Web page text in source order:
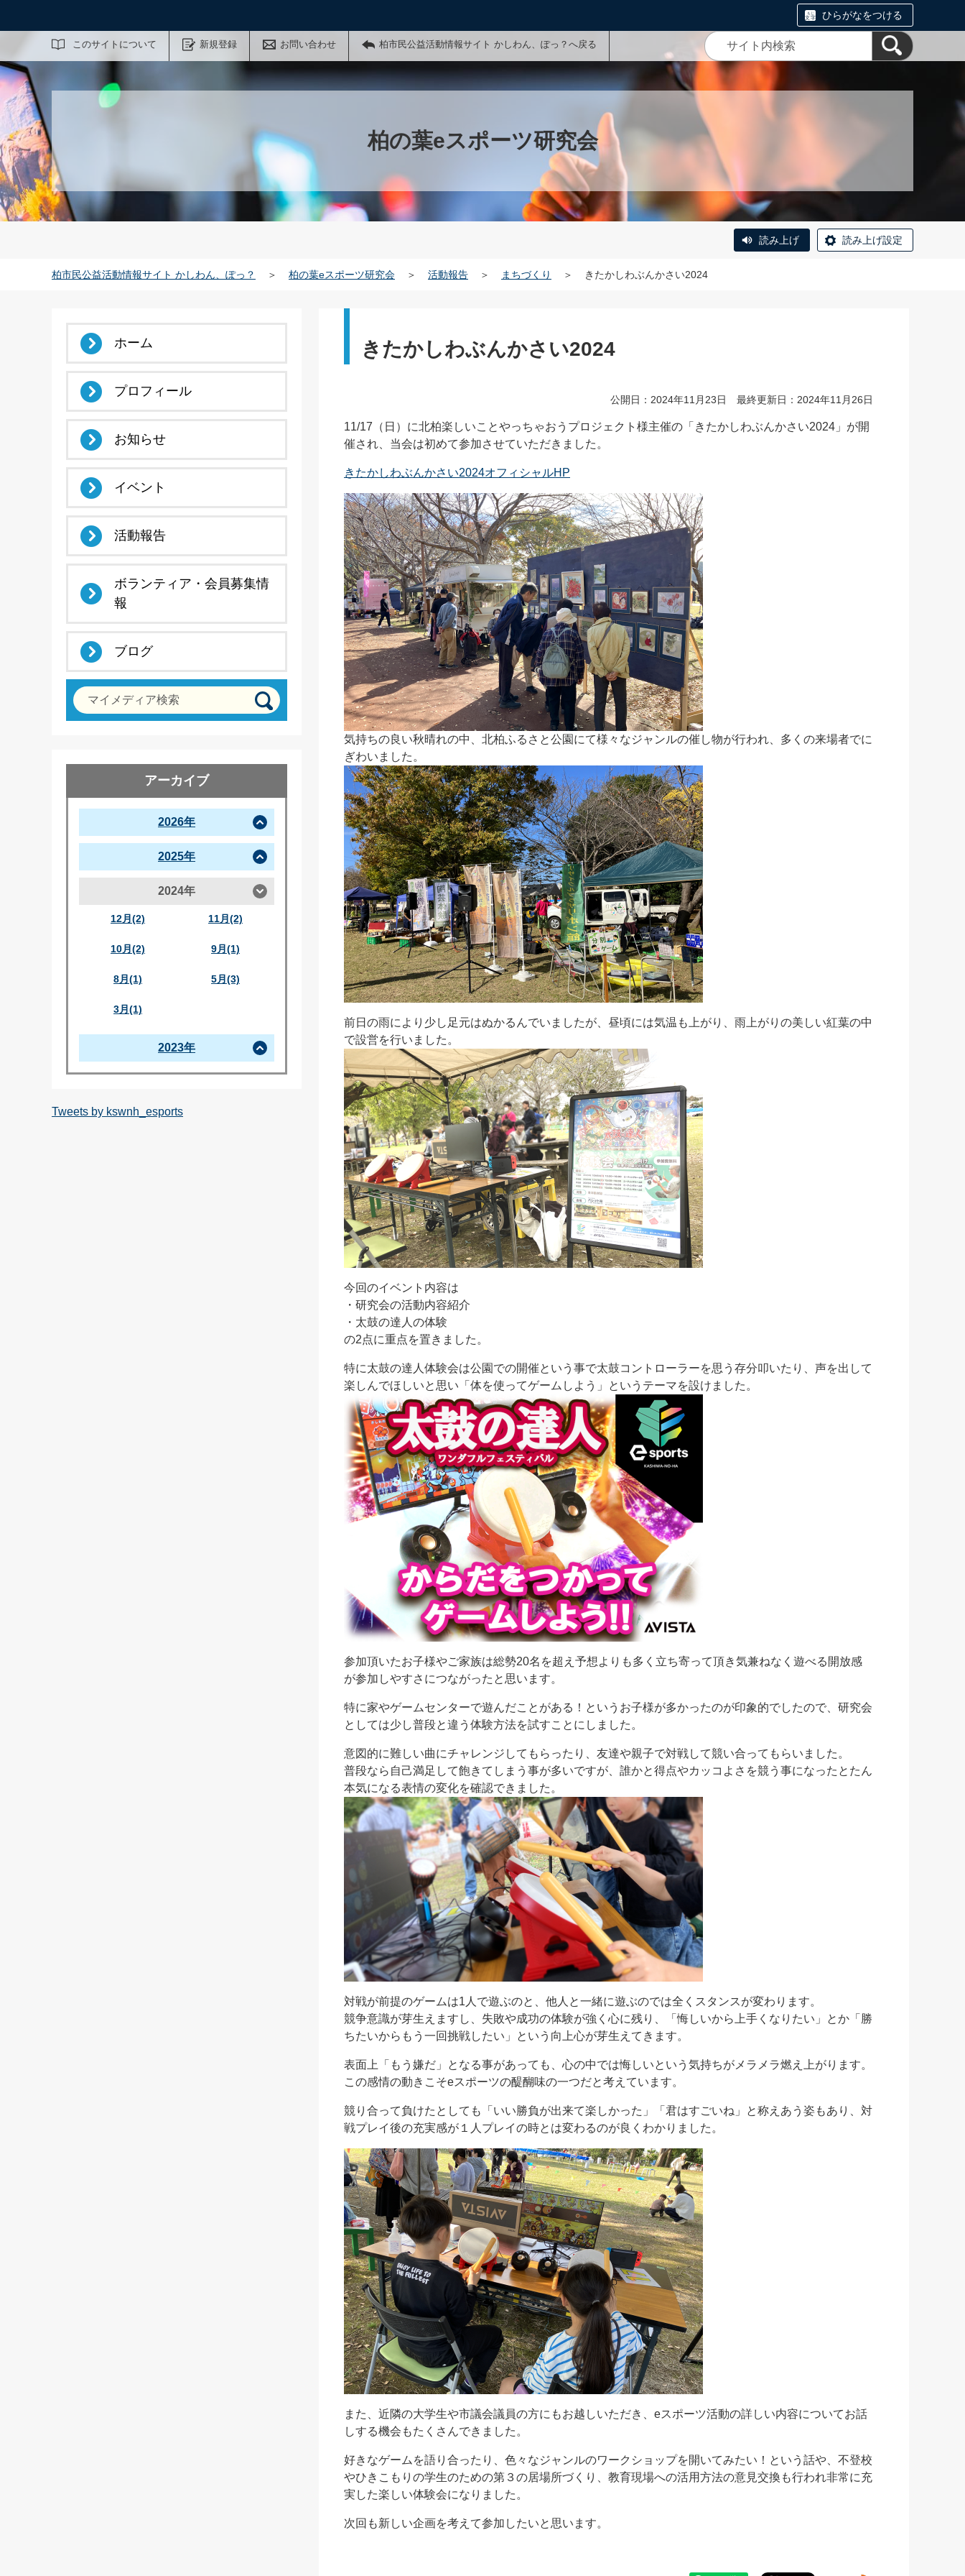
ひらがなをつける
このサイトについて 新規登録 お問い合わせ 柏市民公益活動情報サイト かしわん、ぽっ？へ戻る
サイト内検索
柏の葉eスポーツ研究会
読み上げ 読み上げ設定
柏市民公益活動情報サイト かしわん、ぽっ？ ＞ 柏の葉eスポーツ研究会 ＞ 活動報告 ＞ まちづくり ＞ きたかしわぶんかさい2024
きたかしわぶんかさい2024
公開日：2024年11月23日 最終更新日：2024年11月26日
11/17（日）に北柏楽しいことやっちゃおうプロジェクト様主催の「きたかしわぶんかさい2024」が開
催され、当会は初めて参加させていただきました。
きたかしわぶんかさい2024オフィシャルHP
気持ちの良い秋晴れの中、北柏ふるさと公園にて様々なジャンルの催し物が行われ、多くの来場者でに
ぎわいました。
前日の雨により少し足元はぬかるんでいましたが、昼頃には気温も上がり、雨上がりの美しい紅葉の中
で設営を行いました。
今回のイベント内容は
・研究会の活動内容紹介
・太鼓の達人の体験
の2点に重点を置きました。
特に太鼓の達人体験会は公園での開催という事で太鼓コントローラーを思う存分叩いたり、声を出して
楽しんでほしいと思い「体を使ってゲームしよう」というテーマを設けました。
参加頂いたお子様やご家族は総勢20名を超え予想よりも多く立ち寄って頂き気兼ねなく遊べる開放感
が参加しやすさにつながったと思います。
特に家やゲームセンターで遊んだことがある！というお子様が多かったのが印象的でしたので、研究会
としては少し普段と違う体験方法を試すことにしました。
意図的に難しい曲にチャレンジしてもらったり、友達や親子で対戦して競い合ってもらいました。
普段なら自己満足して飽きてしまう事が多いですが、誰かと得点やカッコよさを競う事になったとたん
本気になる表情の変化を確認できました。
対戦が前提のゲームは1人で遊ぶのと、他人と一緒に遊ぶのでは全くスタンスが変わります。
競争意識が芽生えますし、失敗や成功の体験が強く心に残り、「悔しいから上手くなりたい」とか「勝
ちたいからもう一回挑戦したい」という向上心が芽生えてきます。
表面上「もう嫌だ」となる事があっても、心の中では悔しいという気持ちがメラメラ燃え上がります。
この感情の動きこそeスポーツの醍醐味の一つだと考えています。
競り合って負けたとしても「いい勝負が出来て楽しかった」「君はすごいね」と称えあう姿もあり、対
戦プレイ後の充実感が１人プレイの時とは変わるのが良くわかりました。
また、近隣の大学生や市議会議員の方にもお越しいただき、eスポーツ活動の詳しい内容についてお話
しする機会もたくさんできました。
好きなゲームを語り合ったり、色々なジャンルのワークショップを開いてみたい！という話や、不登校
やひきこもりの学生のための第３の居場所づくり、教育現場への活用方法の意見交換も行われ非常に充
実した楽しい体験会になりました。
次回も新しい企画を考えて参加したいと思います。
ホーム
プロフィール
お知らせ
イベント
活動報告
ボランティア・会員募集情
報
ブログ
マイメディア検索
アーカイブ
2026年
2025年
2024年
12月(2) 11月(2)
10月(2) 9月(1)
8月(1) 5月(3)
3月(1)
2023年
Tweets by kswnh_esports